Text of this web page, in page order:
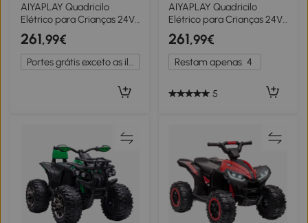
AIYAPLAY Quadricilo
Elétrico para Crianças 24V
com 2 Lugares 2 Motores
Velocidade até 6,5 km/h
Faróis Buzina Música e USB
109x68,5x76 cm Azul
261,99€
Portes grátis exceto as ilhas
AIYAPLAY Quadricilo
Elétrico para Crianças 24V
com 2 Lugares 2 Motores
Velocidade até 6,5 km/h
Faróis Buzina Música e USB
109x68,5x76 cm Verde
261,99€
Restam apenas 4
5